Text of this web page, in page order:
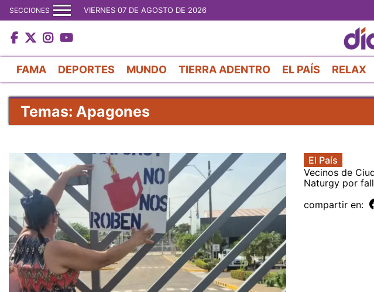
SECCIONES VIERNES 07 DE AGOSTO DE 2026
FAMA DEPORTES MUNDO TIERRA ADENTRO EL PAÍS RELAX
Temas: Apagones
El País
Vecinos de
Naturgy por
compartir en: